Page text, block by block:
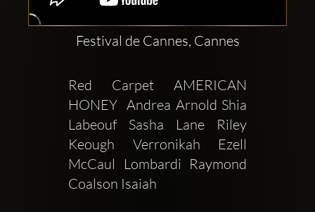
Festival de Cannes, Cannes
Red Carpet AMERICAN
HONEY  Andrea Arnold Shia
Labeouf Sasha Lane Riley
Keough Verronikah Ezell
McCaul Lombardi Raymond
Coalson Isaiah